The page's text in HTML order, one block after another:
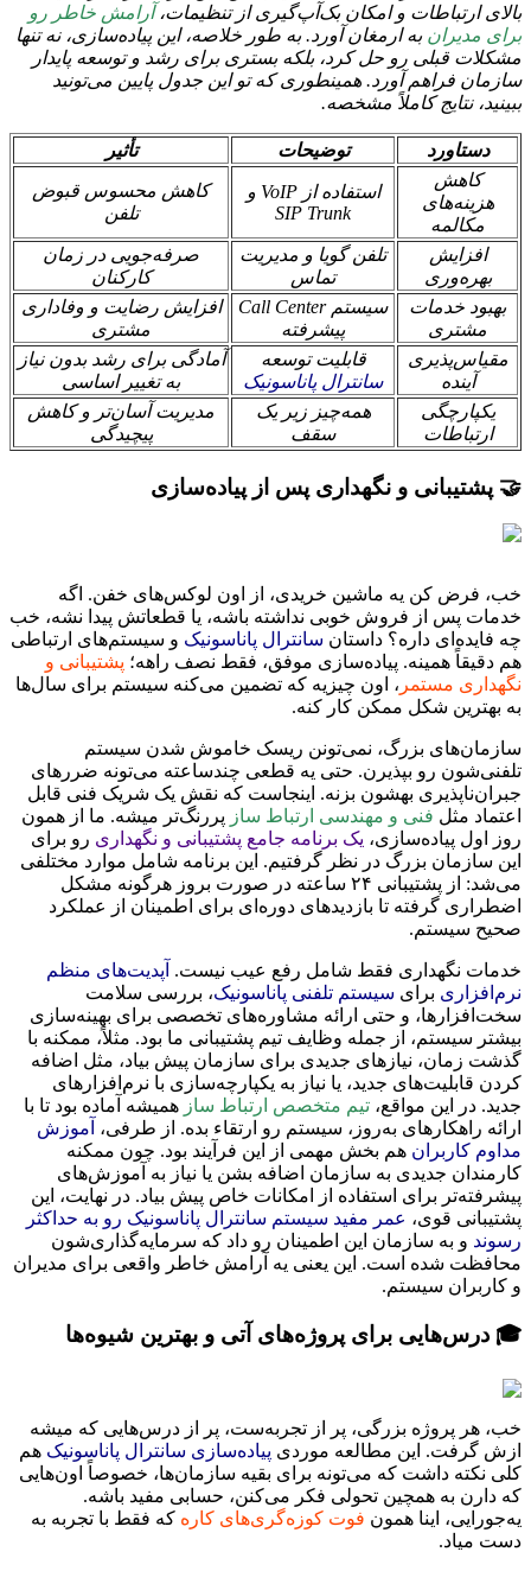
بالای ارتباطات و امکان بک‌آپ‌گیری از تنظیمات،آرامش خاطر رو
برای مدیران به ارمغان آورد. به طور خلاصه، این پیاده‌سازی، نه تنها
مشکلات قبلی رو حل کرد، بلکه بستری برای رشد و توسعه پایدار
سازمان فراهم آورد. همینطوری که تو این جدول پایین می‌تونید
ببینید، نتایج کاملاً مشخصه.
دستاورد توضیحات
تأثیر
کاهش
هزینه‌های
مکالمه
استفاده از VoIP و
SIP Trunk
کاهش محسوس قبوض
تلفن
افزایش
بهره‌وری
تلفن گویا و مدیریت
تماس
صرفه‌جویی در زمان
کارکنان
بهبود خدمات
مشتری
سیستم Call Center
پیشرفته
افزایش رضایت و وفاداری
مشتری
مقیاس‌پذیری
آینده
قابلیت توسعه
سانترال پاناسونیک
آمادگی برای رشد بدون نیاز
به تغییر اساسی
یکپارچگی
ارتباطات
همه‌چیز زیر یک
سقف
مدیریت آسان‌تر و کاهش
پیچیدگی
🤝 پشتیبانی و نگهداری پس از پیاده‌سازی
خب، فرض کن یه ماشین خریدی، از اون لوکس‌های خفن. اگه
خدمات پس از فروش خوبی نداشته باشه، یا قطعاتش پیدا نشه، خب
چه فایده‌ای داره؟ داستان سانترال پاناسونیک و سیستم‌های ارتباطی
هم دقیقاً همینه. پیاده‌سازی موفق، فقط نصف راهه؛ پشتیبانی و
نگهداری مستمر ، اون چیزیه که تضمین می‌کنه سیستم برای سال‌ها
به بهترین شکل ممکن کار کنه.
سازمان‌های بزرگ، نمی‌تونن ریسک خاموش شدن سیستم
تلفنی‌شون رو بپذیرن. حتی یه قطعی چندساعته می‌تونه ضررهای
جبران‌ناپذیری بهشون بزنه. اینجاست که نقش یک شریک فنی قابل
اعتماد مثل فنی و مهندسی ارتباط ساز پررنگ‌تر میشه. ما از همون
روز اول پیاده‌سازی، یک برنامه جامع پشتیبانی و نگهداری رو برای
این سازمان بزرگ در نظر گرفتیم. این برنامه شامل موارد مختلفی
می‌شد: از پشتیبانی ۲۴ ساعته در صورت بروز هرگونه مشکل
اضطراری گرفته تا بازدیدهای دوره‌ای برای اطمینان از عملکرد
صحیح سیستم.
خدمات نگهداری فقط شامل رفع عیب نیست. آپدیت‌های منظم
نرم‌افزاری برای سیستم تلفنی پاناسونیک، بررسی سلامت
سخت‌افزارها، و حتی ارائه مشاوره‌های تخصصی برای بهینه‌سازی
بیشتر سیستم، از جمله وظایف تیم پشتیبانی ما بود. مثلاً، ممکنه با
گذشت زمان، نیازهای جدیدی برای سازمان پیش بیاد، مثل اضافه
کردن قابلیت‌های جدید، یا نیاز به یکپارچه‌سازی با نرم‌افزارهای
جدید. در این مواقع، تیم متخصص ارتباط ساز همیشه آماده بود تا با
ارائه راهکارهای به‌روز، سیستم رو ارتقاء بده. از طرفی، آموزش
مداوم کاربران هم بخش مهمی از این فرآیند بود. چون ممکنه
کارمندان جدیدی به سازمان اضافه بشن یا نیاز به آموزش‌های
پیشرفته‌تر برای استفاده از امکانات خاص پیش بیاد. در نهایت، این
پشتیبانی قوی، عمر مفید سیستم سانترال پاناسونیک رو به حداکثر
رسوند و به سازمان این اطمینان رو داد که سرمایه‌گذاری‌شون
محافظت شده است. این یعنی یه آرامش خاطر واقعی برای مدیران
و کاربران سیستم.
🎓 درس‌هایی برای پروژه‌های آتی و بهترین شیوه‌ها
خب، هر پروژه بزرگی، پر از تجربه‌ست، پر از درس‌هایی که میشه
ازش گرفت. این مطالعه موردی پیاده‌سازی سانترال پاناسونیک هم
کلی نکته داشت که می‌تونه برای بقیه سازمان‌ها، خصوصاً اون‌هایی
که دارن به همچین تحولی فکر می‌کنن، حسابی مفید باشه.
یه‌جورایی، اینا همون فوت کوزه‌گری‌های کاره که فقط با تجربه به
دست میاد.